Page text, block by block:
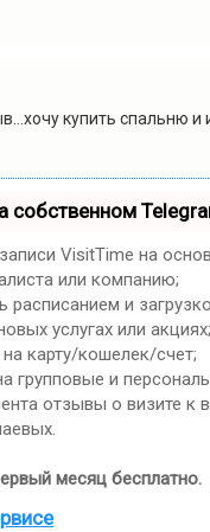
купить спальню
собственном
VisitTime на
или компанию;
расписанием и
услугах или
карту/кошелек/счет;
групповые и
отзывы о визите к
месяц бесплатно.